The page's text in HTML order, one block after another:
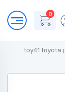
0